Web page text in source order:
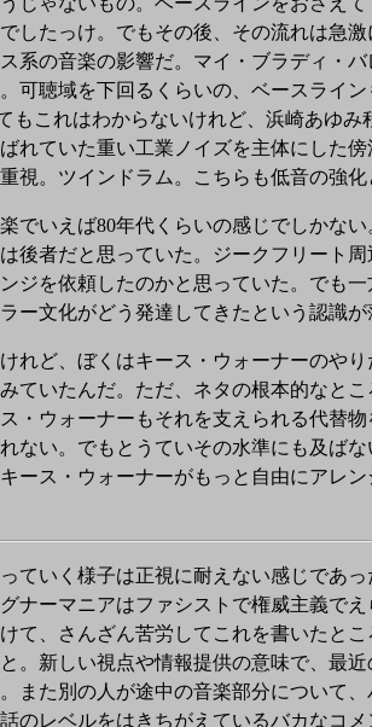
したっけ。でもその後、その流れは急
系の音楽の影響だ。マイ・ブラディ・
聴域を下回るくらいの、ベースライ
これはわからないけれど、浜崎あゆ
ていた重い工業ノイズを主体にした
。ツインドラム。こちらも低音の強化
いえば80年代くらいの感じでしかな
者だと思っていた。ジークフリート
を依頼したのかと思っていた。でも
文化がどう発達してきたという認識
ど、ぼくはキース・ウォーナーのや
いたんだ。ただ、ネタの根本的なと
ウォーナーもそれを支えられる代替
い。でもとうていその水準にも及ば
ス・ウォーナーがもっと自由にアレ
いく様子は正視に耐えない感じであ
ーマニアはファシストで権威主義で
、さんざん苦労してこれを書いたと
新しい視点や情報提供の意味で、最
た別の人が途中の音楽部分について
レベルをはきちがえているバカなコメ